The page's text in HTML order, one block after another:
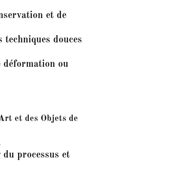
et de
douces
déformation ou
et des Objets de
processus et